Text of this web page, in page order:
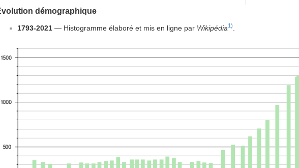
démographique
1793-2021 — Histogramme élaboré et mis en ligne par Wikipédia1)